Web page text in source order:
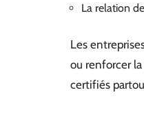
La relation
Les
ou renforcer la
certifiés